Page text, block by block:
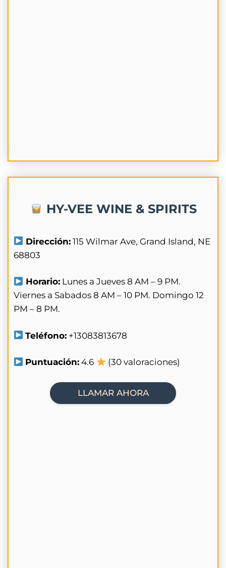
HY-VEE WINE & SPIRITS
Dirección: 115 Wilmar Ave, Grand Island, NE
68803
Horario: Lunes a Jueves 8 AM – 9 PM.
Viernes a Sabados 8 AM – 10 PM. Domingo 12
PM – 8 PM.
Teléfono: +13083813678
Puntuación: 4.6 (30 valoraciones)
LLAMAR AHORA